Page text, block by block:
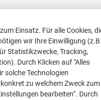
Einsatz. Für alle Cookies,
wir Ihre Einwilligung
Statistikzwecke, Tracking,
Durch Klicken auf "Alles
solche Technologien
zu welchem Zweck zum
bearbeiten“. Durch